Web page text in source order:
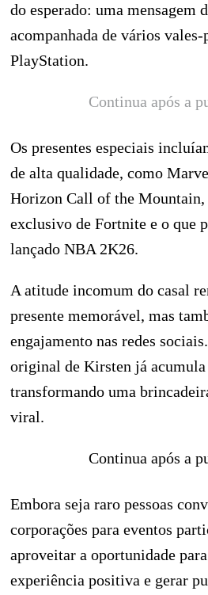
do esperado: uma mensagem
acompanhada de vários
PlayStation.
Continua após a
Os presentes especiais
de alta qualidade, como
Horizon Call of the Mountain,
exclusivo de Fortnite e o que
lançado NBA 2K26.
A atitude incomum do casal
presente memorável, mas
engajamento nas redes
original de Kirsten já acumula
transformando uma
viral.
Continua após a
Embora seja raro pessoas
corporações para eventos
aproveitar a oportunidade
experiência positiva e gerar